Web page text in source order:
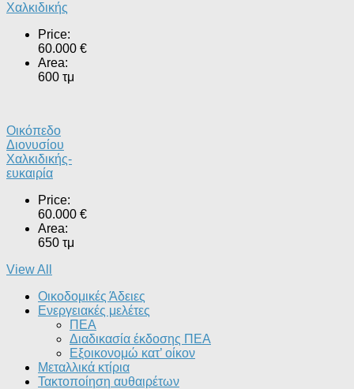
Χαλκιδικής
Price:
60.000 €
Area:
600 τμ
Οικόπεδο
Διονυσίου
Χαλκιδικής-
ευκαιρία
Price:
60.000 €
Area:
650 τμ
View All
Οικοδομικές Άδειες
Ενεργειακές μελέτες
ΠΕΑ
Διαδικασία έκδοσης ΠΕΑ
Εξοικονομώ κατ’ οίκoν
Μεταλλικά κτίρια
Τακτοποίηση αυθαιρέτων